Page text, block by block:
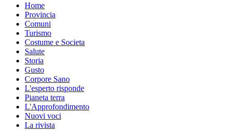
Home
Provincia
Comuni
Turismo
Costume e Societa
Salute
Storia
Gusto
Corpore Sano
L'esperto risponde
Pianeta terra
L'Approfondimento
Nuovi voci
La rivista